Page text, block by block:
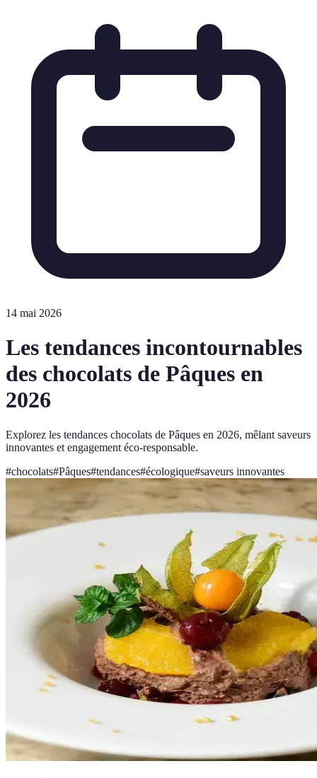
14 mai 2026
Les tendances incontournables
des chocolats de Pâques en
2026
Explorez les tendances chocolats de Pâques en 2026, mêlant saveurs
innovantes et engagement éco-responsable.
#chocolats#Pâques#tendances#écologique#saveurs innovantes